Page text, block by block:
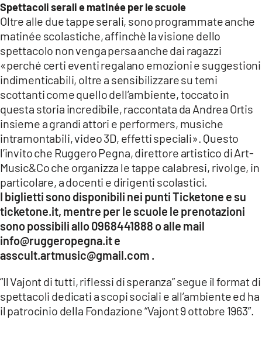
Spettacoli serali e matinée per le scuole
Oltre alle due tappe serali, sono programmate anche
matinée scolastiche, affinchè la visione dello
spettacolo non venga persa anche dai ragazzi
«perché certi eventi regalano emozioni e suggestioni
indimenticabili, oltre a sensibilizzare su temi
scottanti come quello dell’ambiente, toccato in
questa storia incredibile, raccontata da Andrea Ortis
insieme a grandi attori e performers, musiche
intramontabili, video 3D, effetti speciali». Questo
l’invito che Ruggero Pegna, direttore artistico di Art-
Music&Co che organizza le tappe calabresi, rivolge, in
particolare, a docenti e dirigenti scolastici.
I biglietti sono disponibili nei punti Ticketone e su
ticketone.it, mentre per le scuole le prenotazioni
sono possibili allo 0968441888 o alle mail
info@ruggeropegna.it e
asscult.artmusic@gmail.com .
“Il Vajont di tutti, riflessi di speranza” segue il format di
spettacoli dedicati a scopi sociali e all’ambiente ed ha
il patrocinio della Fondazione “Vajont 9 ottobre 1963”.